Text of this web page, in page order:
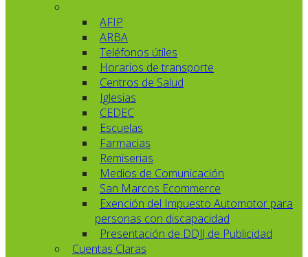
AFIP
ARBA
Teléfonos útiles
Horarios de transporte
Centros de Salud
Iglesias
CEDEC
Escuelas
Farmacias
Remiserias
Medios de Comunicación
San Marcos Ecommerce
Exención del Impuesto Automotor para
personas con discapacidad
Presentación de DDJJ de Publicidad
Cuentas Claras